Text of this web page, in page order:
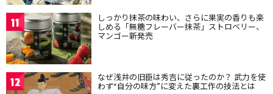
11 しっかり抹茶の味わい、さらに果実の香りも楽
しめる「無糖フレーバー抹茶」ストロベリー、
マンゴー新発売
12 なぜ浅井の旧臣は秀吉に従ったのか？ 武力を使
わず“自分の味方”に変えた裏工作の技法とは